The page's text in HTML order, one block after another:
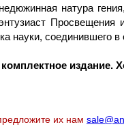
натура
науки, соединившего в
издание.
их нам